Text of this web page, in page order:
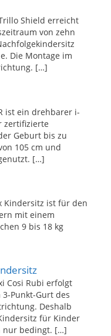
Shield erreicht
von zehn
Die Montage im
[…]
ist ein drehbarer i-
zertifizierte
Geburt bis zu
105 cm und
[…]
Kindersitz ist für den
mit einem
9 bis 18 kg
Cosi Rubi erfolgt
Punkt-Gurt des
Deshalb
für Kinder
nur bedingt. […]